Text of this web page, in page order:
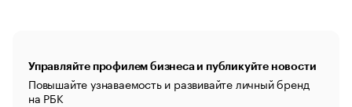
Управляйте профилем бизнеса и публикуйте новости
Повышайте узнаваемость и развивайте личный бренд
на РБК